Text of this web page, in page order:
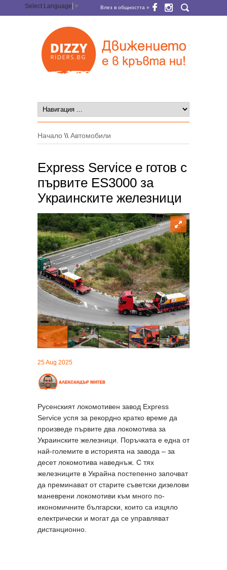
Select Language ▼ Влез в общността »
Начало \\ Автомобили
Express Service е готов с
първите ES3000 за
Украинските железници
25 Aug 2025
Русенският локомотивен завод Express
Service успя за рекордно кратко време да
произведе първите два локомотива за
Украинските железници. Поръчката е една от
най-големите в историята на завода – за
десет локомотива наведнъж. С тях
железниците в Украйна постепенно започват
да преминават от старите съветски дизелови
маневрени локомотиви към много по-
икономичните български, които са изцяло
електрически и могат да се управляват
дистанционно.